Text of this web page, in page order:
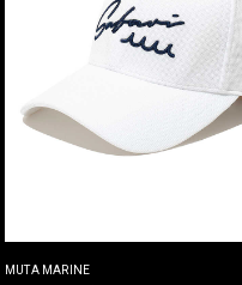
MUTA MARINE